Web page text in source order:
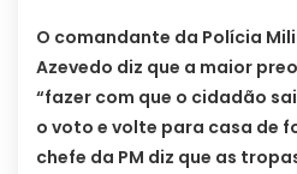
O comandante da Polícia
Azevedo diz que a maior
“fazer com que o cidadão
o voto e volte para casa de
chefe da PM diz que as